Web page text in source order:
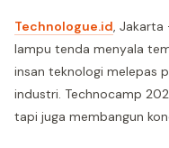
Technologue.id, Jakarta
lampu tenda menyala
insan teknologi melepas
industri. Technocamp
tapi juga membangun